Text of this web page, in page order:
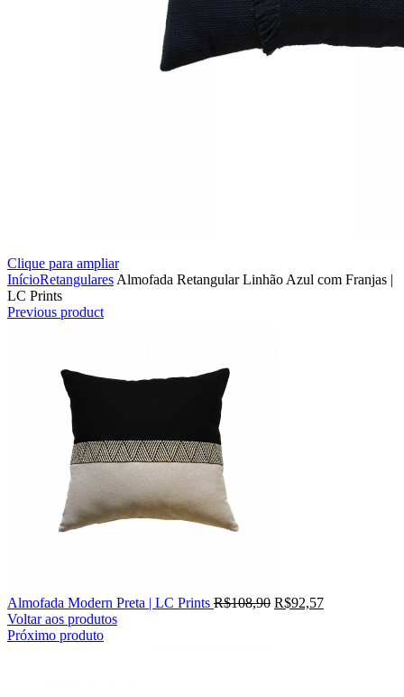
Clique para ampliar
InícioRetangulares Almofada Retangular Linhão Azul com Franjas |
LC Prints
Previous product
Almofada Modern Preta | LC Prints R$108,90 R$92,57
Voltar aos produtos
Próximo produto